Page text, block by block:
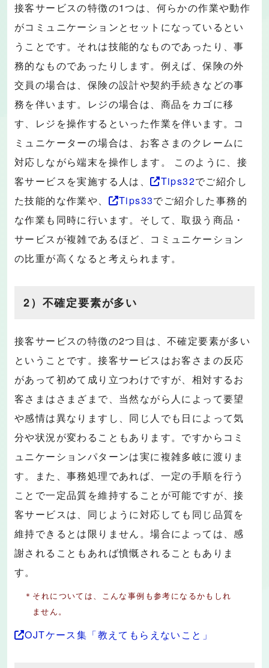
接客サービスの特徴の1つは、何らかの作業や動作
がコミュニケーションとセットになっているとい
うことです。それは技能的なものであったり、事
務的なものであったりします。例えば、保険の外
交員の場合は、保険の設計や契約手続きなどの事
務を伴います。レジの場合は、商品をカゴに移
す、レジを操作するといった作業を伴います。コ
ミュニケーターの場合は、お客さまのクレームに
対応しながら端末を操作します。 このように、接
客サービスを実施する人は、
Tips32でご紹介し
た技能的な作業や、
Tips33でご紹介した事務的
な作業も同時に行います。そして、取扱う商品・
サービスが複雑であるほど、コミュニケーション
の比重が高くなると考えられます。
2）不確定要素が多い
接客サービスの特徴の2つ目は、不確定要素が多い
ということです。接客サービスはお客さまの反応
があって初めて成り立つわけですが、相対するお
客さまはさまざまで、当然ながら人によって要望
や感情は異なりますし、同じ人でも日によって気
分や状況が変わることもあります。ですからコミ
ュニケーションパターンは実に複雑多岐に渡りま
す。また、事務処理であれば、一定の手順を行う
ことで一定品質を維持することが可能ですが、接
客サービスは、同じように対応しても同じ品質を
維持できるとは限りません。場合によっては、感
謝されることもあれば憤慨されることもありま
す。
＊それについては、こんな事例も参考になるかもしれ
ません。
OJTケース集「教えてもらえないこと」